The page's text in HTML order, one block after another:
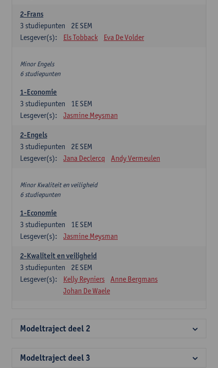
2-Frans
2E SEM
3 studiepunten
Lesgever(s):
Els Tobback Eva De Volder
Minor Engels
6 studiepunten
1-Economie
1E SEM
3 studiepunten
Lesgever(s):
Jasmine Meysman
2-Engels
2E SEM
3 studiepunten
Lesgever(s):
Jana Declercq Andy Vermeulen
Minor Kwaliteit en veiligheid
6 studiepunten
1-Economie
1E SEM
3 studiepunten
Lesgever(s):
Jasmine Meysman
2-Kwaliteit en veiligheid
2E SEM
3 studiepunten
Lesgever(s):
Kelly Reyniers
Anne Bergmans
Johan De Waele
Modeltraject deel 2
Modeltraject deel 3